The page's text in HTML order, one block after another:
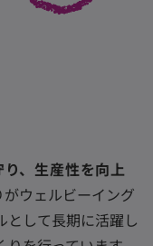
、生産性を向上
ウェルビーイング
として長期に活躍し